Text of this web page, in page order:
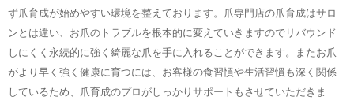
ず爪育成が始めやすい環境を整えております。爪専門店の爪育成はサロ
ンとは違い、お爪のトラブルを根本的に変えていきますのでリバウンド
しにくく永続的に強く綺麗な爪を手に入れることができます。またお爪
がより早く強く健康に育つには、お客様の食習慣や生活習慣も深く関係
しているため、爪育成のプロがしっかりサポートもさせていただきま